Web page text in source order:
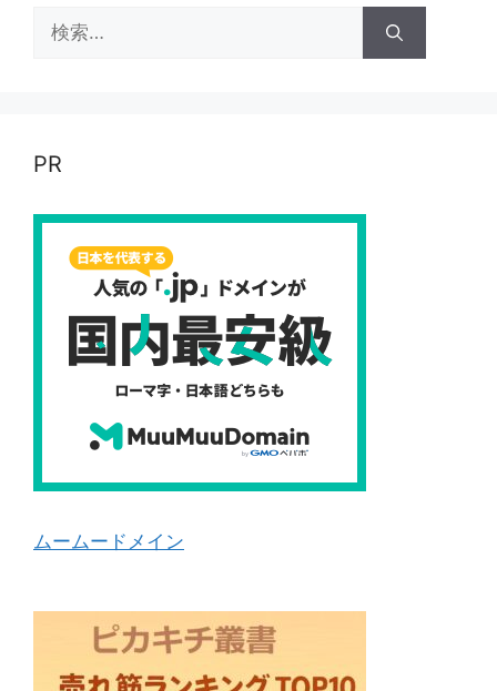
索:
PR
ムームードメイン